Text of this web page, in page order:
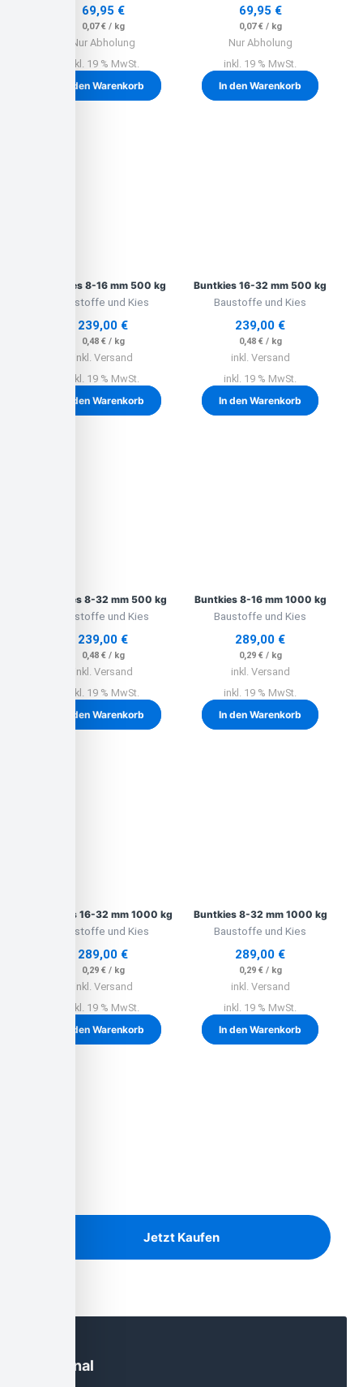
69,95 €
0,07€/ kg
Nur Abholung
inkl. 19 % MwSt.
In den Warenkorb
69,95 €
0,07€/ kg
Nur Abholung
inkl. 19 % MwSt.
In den Warenkorb
Buntkies 8-16 mm 500 kg
Baustoffe und Kies
239,00 €
0,48 €/ kg
inkl. Versand
inkl. 19 % MwSt.
In den Warenkorb
Buntkies 16-32 mm 500 kg
Baustoffe und Kies
239,00 €
0,48 €/ kg
inkl. Versand
inkl. 19 % MwSt.
In den Warenkorb
Buntkies 8-32 mm 500 kg
Baustoffe und Kies
239,00 €
0,48 €/ kg
inkl. Versand
inkl. 19 % MwSt.
In den Warenkorb
Buntkies 8-16 mm 1000 kg
Baustoffe und Kies
289,00 €
0,29 €/ kg
inkl. Versand
inkl. 19 % MwSt.
In den Warenkorb
Buntkies 16-32 mm 1000 kg
Baustoffe und Kies
289,00 €
0,29 €/ kg
inkl. Versand
inkl. 19 % MwSt.
In den Warenkorb
Buntkies 8-32 mm 1000 kg
Baustoffe und Kies
289,00 €
0,29 €/ kg
inkl. Versand
inkl. 19 % MwSt.
In den Warenkorb
Jetzt Kaufen
Regional